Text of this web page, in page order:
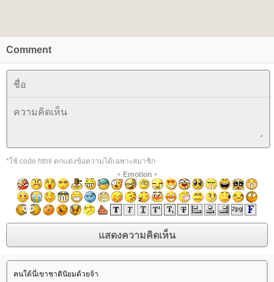
Comment
*ใช้ code html ตกแต่งข้อความได้เฉพาะสมาชิก
+ Emotion+
คนใต้นี่เขาชาตินิยมด้วยจ้า